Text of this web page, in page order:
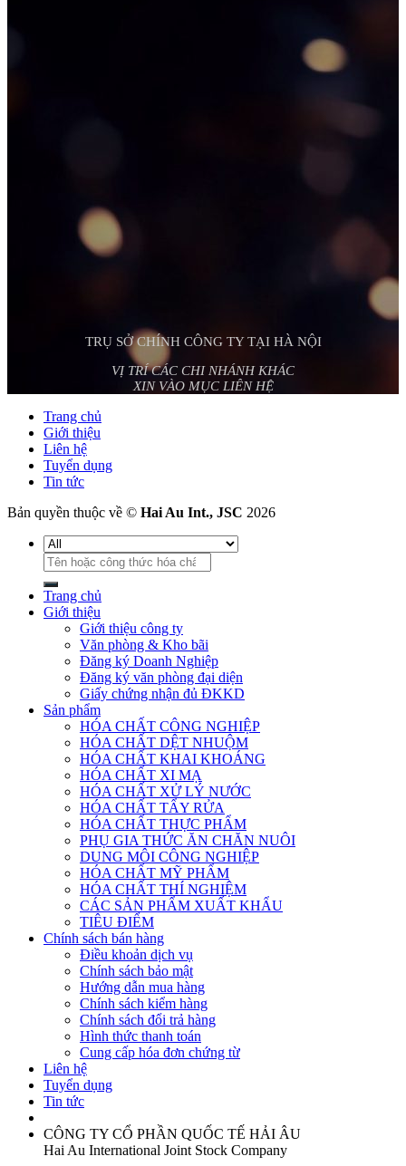
TRỤ SỞ CHÍNH CÔNG TY TẠI HÀ NỘI
VỊ TRÍ CÁC CHI NHÁNH KHÁC
XIN VÀO MỤC LIÊN HỆ
Trang chủ
Giới thiệu
Liên hệ
Tuyển dụng
Tin tức
Bản quyền thuộc về © Hai Au Int., JSC 2026
Tìm
kiếm:
Trang chủ
Giới thiệu
Giới thiệu công ty
Văn phòng & Kho bãi
Đăng ký Doanh Nghiệp
Đăng ký văn phòng đại diện
Giấy chứng nhận đủ ĐKKD
Sản phẩm
HÓA CHẤT CÔNG NGHIỆP
HÓA CHẤT DỆT NHUỘM
HÓA CHẤT KHAI KHOÁNG
HÓA CHẤT XI MẠ
HÓA CHẤT XỬ LÝ NƯỚC
HÓA CHẤT TẨY RỬA
HÓA CHẤT THỰC PHẨM
PHỤ GIA THỨC ĂN CHĂN NUÔI
DUNG MÔI CÔNG NGHIỆP
HÓA CHẤT MỸ PHẨM
HÓA CHẤT THÍ NGHIỆM
CÁC SẢN PHẨM XUẤT KHẨU
TIÊU ĐIỂM
Chính sách bán hàng
Điều khoản dịch vụ
Chính sách bảo mật
Hướng dẫn mua hàng
Chính sách kiểm hàng
Chính sách đổi trả hàng
Hình thức thanh toán
Cung cấp hóa đơn chứng từ
Liên hệ
Tuyển dụng
Tin tức
CÔNG TY CỔ PHẦN QUỐC TẾ HẢI ÂU
Hai Au International Joint Stock Company